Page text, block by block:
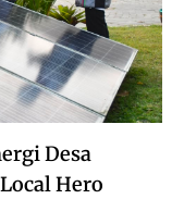
Desa
Hero